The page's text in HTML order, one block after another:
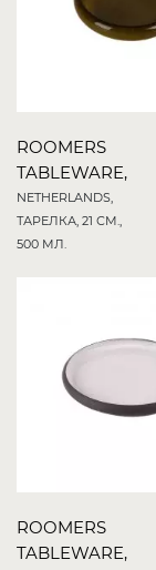
ROOMERS
TABLEWARE,
NETHERLANDS,
ТАРЕЛКА, 21 СМ.,
500 МЛ.
ROOMERS
TABLEWARE,